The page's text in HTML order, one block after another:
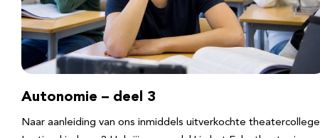
Autonomie – deel 3
Naar aanleiding van ons inmiddels uitverkochte theatercollege